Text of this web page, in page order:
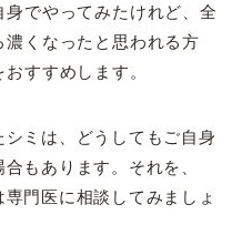
身でやってみたけれど、全
くなったと思われる方
すすめします。
ミは、どうしてもご自身
もあります。それを、
門医に相談してみましょ